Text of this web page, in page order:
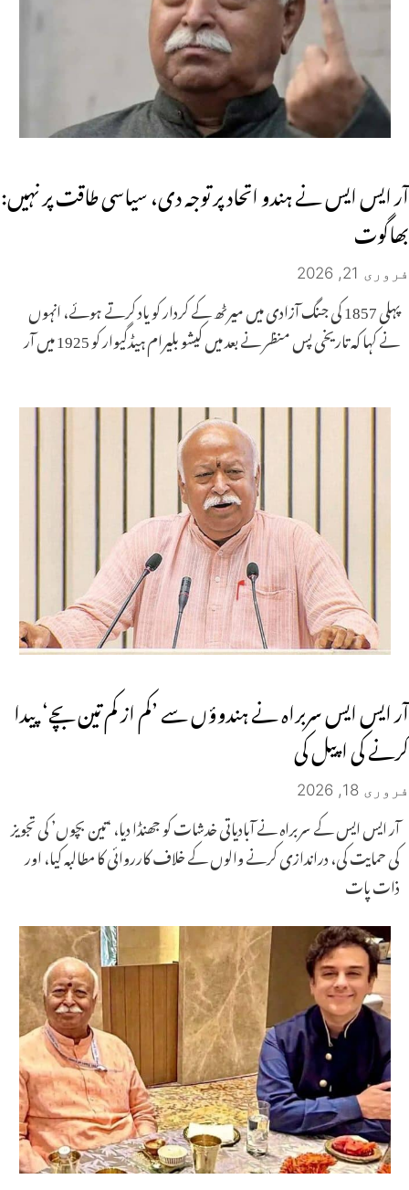
آر ایس ایس نے ہندو اتحاد پر توجہ دی، سیاسی طاقت پر نہیں:
بھاگوت
فروری 21, 2026
پہلی 1857 کی جنگ آزادی میں میرٹھ کے کردار کو یاد کرتے ہوئے، انہوں
نے کہا کہ تاریخی پس منظر نے بعد میں کیشو بلیرام ہیڈگیوار کو 1925 میں آر
آر ایس ایس سربراہ نے ہندوؤں سے ’کم از کم تین بچے‘ پیدا
کرنے کی اپیل کی
فروری 18, 2026
آر ایس ایس کے سربراہ نے آبادیاتی خدشات کو جھنڈا دیا، ‘تین بچوں’ کی تجویز
کی حمایت کی، دراندازی کرنے والوں کے خلاف کارروائی کا مطالبہ کیا، اور
ذات پات